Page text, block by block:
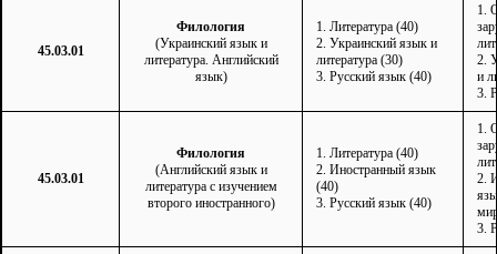
45.03.01
Филология
(Украинский язык и
литература. Английский
язык)
1. Литература (40)
2. Украинский язык и
литература (30)
3. Русский язык (40)
1.
2.
и
3.
45.03.01
Филология
(Английский язык и
литература с изучением
второго иностранного)
1. Литература (40)
2. Иностранный язык
(40)
3. Русский язык (40)
1.
2.
3.